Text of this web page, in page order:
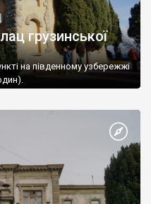
грузинської
на південному узбережжі